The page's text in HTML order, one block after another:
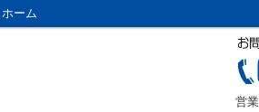
ーム
営